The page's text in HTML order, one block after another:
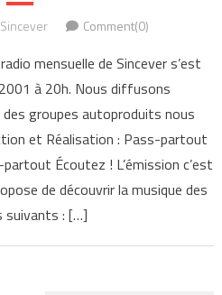
Sincever Comment(0)
mensuelle de Sincever s’est
à 20h. Nous diffusons
groupes autoproduits nous
et Réalisation : Pass-partout
Écoutez ! L’émission c’est
de découvrir la musique des
suivants : […]